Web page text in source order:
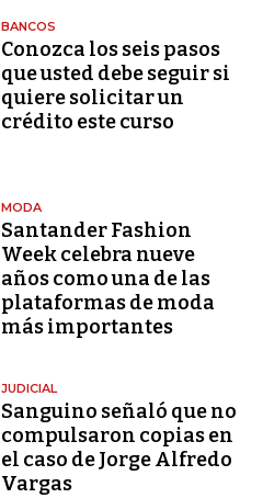
BANCOS
Conozca los seis pasos
que usted debe seguir si
quiere solicitar un
crédito este curso
MODA
Santander Fashion
Week celebra nueve
años como una de las
plataformas de moda
más importantes
JUDICIAL
Sanguino señaló que no
compulsaron copias en
el caso de Jorge Alfredo
Vargas